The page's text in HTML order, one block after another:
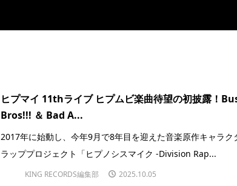
ヒプマイ 11thライブ ヒプムビ楽曲待望の初披露！
Bros!!! ＆ Bad A...
2017年に始動し、今年9月で8年目を迎えた音楽原作キャラク
ラッププロジェクト「ヒプノシスマイク -Division Rap...
KING RECORDS編集部 2025.10.05